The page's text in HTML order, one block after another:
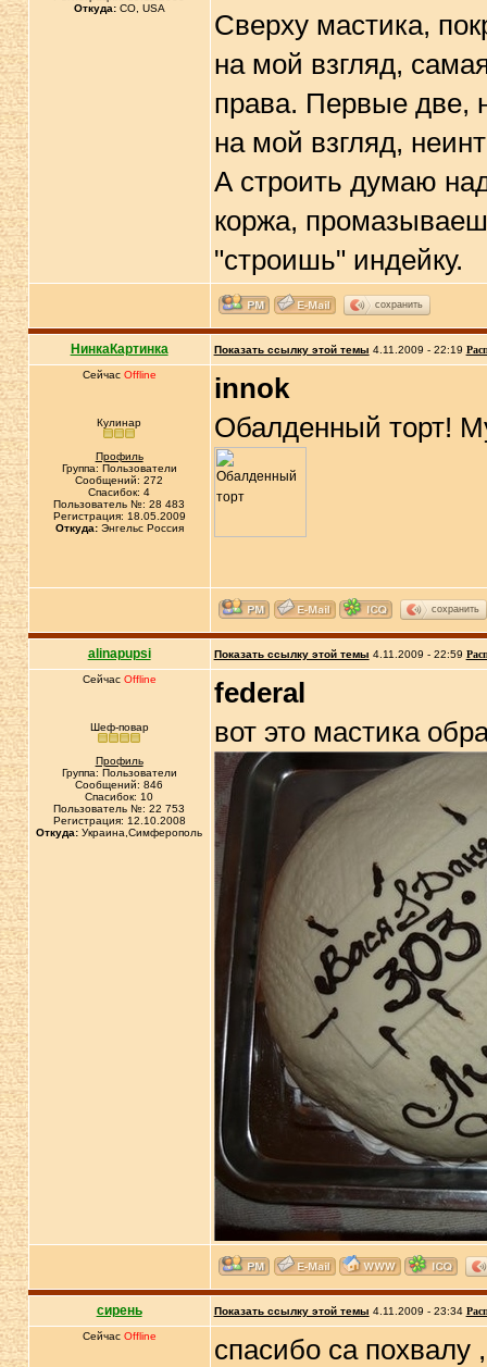
Откуда:CO, USA
Сверху мастика,
на мой взгляд,
права. Первые две,
на мой взгляд,
А строить думаю
коржа,
"строишь" индейку.
сохранить
НинкаКартинка Показать ссылку этой темы 4.11.2009 - 22:19
Сейчас Offline
Кулинар
Профиль
Группа: Пользователи
Сообщений: 272
Спасибок: 4
Пользователь №: 28 483
Регистрация: 18.05.2009
Откуда:Энгельс Россия
innok
Обалденный торт!
сохранить
alinapupsi Показать ссылку этой темы 4.11.2009 - 22:59
Сейчас Offline
Шеф-повар
Профиль
Группа: Пользователи
Сообщений: 846
Спасибок: 10
Пользователь №: 22 753
Регистрация: 12.10.2008
Откуда: Украина,Симферополь
federal
вот это мастика
сирень Показать ссылку этой темы 4.11.2009 - 23:34
Сейчас Offline
спасибо са похвалу